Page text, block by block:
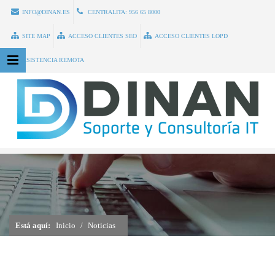
INFO@DINAN.ES CENTRALITA: 956 65 8000
SITE MAP ACCESO CLIENTES SEO ACCESO CLIENTES LOPD
ASISTENCIA REMOTA
Está aquí: Inicio Noticias